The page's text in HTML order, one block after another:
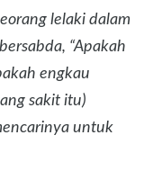
lelaki dalam
“Apakah
engkau
sakit itu)
untuk